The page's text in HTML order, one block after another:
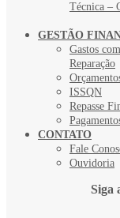
Técnica –
GESTÃO
Gastos com
Reparação
ISSQN
Repasse
CONTATO
Fale
Ouvidoria
Siga